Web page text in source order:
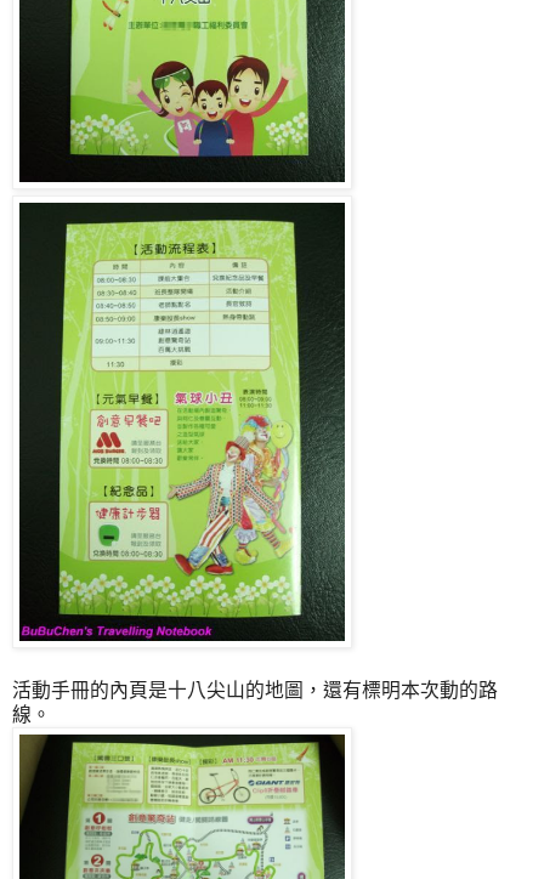
活動手冊的內頁是十八尖山的地圖，還有標明本次動的路
線。